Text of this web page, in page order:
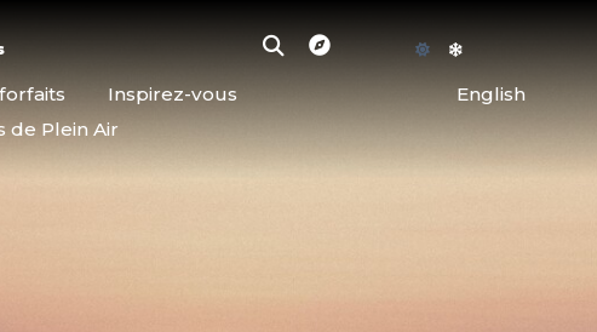
Inspirez-vous
English
de Plein Air